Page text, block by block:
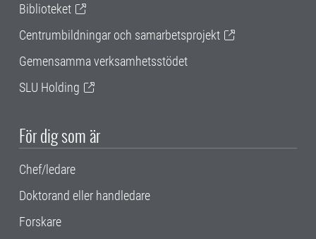
Biblioteket
Centrumbildningar och samarbetsprojekt
Gemensamma verksamhetsstödet
SLU Holding
För dig som är
Chef/ledare
Doktorand eller handledare
Forskare